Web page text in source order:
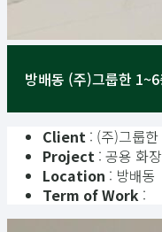
방배동 (주)그룹한
Client : (주)그룹한
Project : 공용 화
Location : 방배동
Term of Work :